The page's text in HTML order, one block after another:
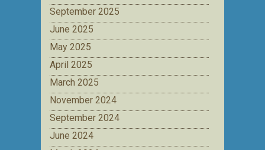
September 2025
June 2025
May 2025
April 2025
March 2025
November 2024
September 2024
June 2024